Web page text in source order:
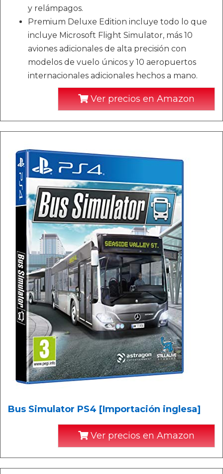
y relámpagos.
Premium Deluxe Edition incluye todo lo que
incluye Microsoft Flight Simulator, más 10
aviones adicionales de alta precisión con
modelos de vuelo únicos y 10 aeropuertos
internacionales adicionales hechos a mano.
Ver precios en Amazon
Bus Simulator PS4 [Importación inglesa]
Ver precios en Amazon